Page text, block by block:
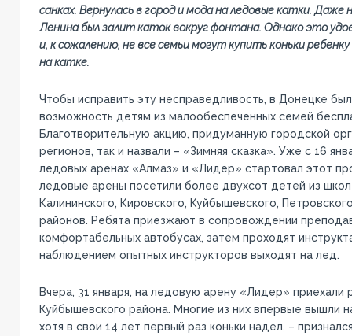
санках. Вернулась в город и мода на ледовые катки.
Ленина был залит каток вокруг фонтана. Однако это
и, к сожалению, не все семьи могут купить коньки
на катке.
Чтобы исправить эту несправедливость, в Донецке
возможность детям из малообеспеченных семей
Благотворительную акцию, придуманную городской
регионов, так и назвали – «Зимняя сказка». Уже с 16
ледовых аренах «Алмаз» и «Лидер» стартовал этот
ледовые арены посетили более двухсот детей из
Калининского, Кировского, Куйбышевского,
районов. Ребята приезжают в сопровождении
комфортабельных автобусах, затем проходят
наблюдением опытных инструкторов выходят на лед.
Вчера, 31 января, на ледовую арену «Лидер» приехали
Куйбышевского района. Многие из них впервые вышли
хотя в свои 14 лет первый раз коньки надел, –